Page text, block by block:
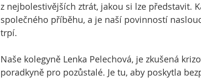
z nejbolestivějších ztrát, jakou si lze představit.
společného příběhu, a je naší povinností
trpí.
Naše kolegyně Lenka Pelechová, je zkušená
poradkyně pro pozůstalé. Je tu, aby poskytla